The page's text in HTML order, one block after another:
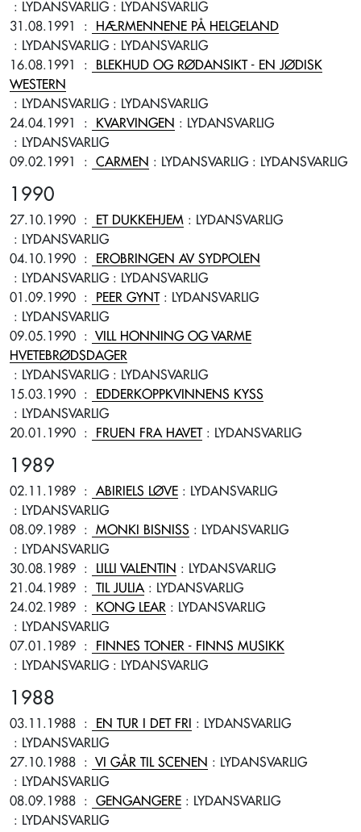
: LYDANSVARLIG: LYDANSVARLIG
31.08.1991
:
HÆRMENNENE PÅ HELGELAND
: LYDANSVARLIG: LYDANSVARLIG
16.08.1991
:
BLEKHUD OG RØDANSIKT - EN JØDISK
WESTERN
: LYDANSVARLIG: LYDANSVARLIG
24.04.1991
: KVARVINGEN : LYDANSVARLIG
: LYDANSVARLIG
09.02.1991
: CARMEN : LYDANSVARLIG: LYDANSVARLIG
1990
27.10.1990 : ET DUKKEHJEM : LYDANSVARLIG
: LYDANSVARLIG
04.10.1990 :
EROBRINGEN AV SYDPOLEN
: LYDANSVARLIG: LYDANSVARLIG
01.09.1990 : PEER GYNT: LYDANSVARLIG
: LYDANSVARLIG
09.05.1990 :
VILL HONNING OG VARME
HVETEBRØDSDAGER
: LYDANSVARLIG: LYDANSVARLIG
15.03.1990 :
EDDERKOPPKVINNENS KYSS
: LYDANSVARLIG
20.01.1990 : FRUEN FRA HAVET: LYDANSVARLIG
1989
02.11.1989 : ABIRIELS LØVE : LYDANSVARLIG
: LYDANSVARLIG
08.09.1989 : MONKI BISNISS : LYDANSVARLIG
: LYDANSVARLIG
30.08.1989 : LILLI VALENTIN : LYDANSVARLIG
21.04.1989 : TIL JULIA : LYDANSVARLIG
24.02.1989 : KONG LEAR : LYDANSVARLIG
: LYDANSVARLIG
07.01.1989 :
FINNES TONER - FINNS MUSIKK
: LYDANSVARLIG: LYDANSVARLIG
1988
03.11.1988 : EN TUR I DET FRI
: LYDANSVARLIG
: LYDANSVARLIG
27.10.1988 : VI GÅR TIL SCENEN : LYDANSVARLIG
: LYDANSVARLIG
08.09.1988 : GENGANGERE : LYDANSVARLIG
: LYDANSVARLIG